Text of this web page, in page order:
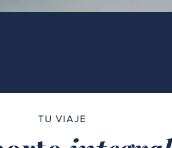
TU VIAJE